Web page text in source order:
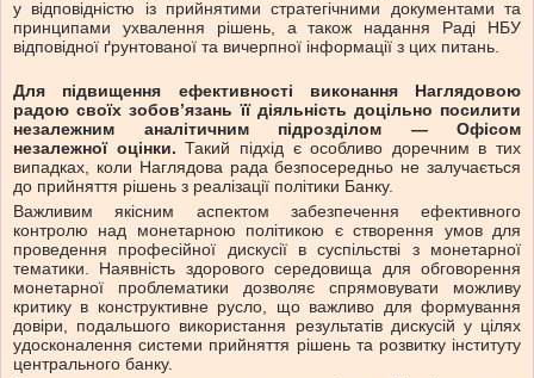
у відповідністю із прийнятими стратегічними документами та
принципами ухвалення рішень, а також надання Раді НБУ
відповідної ґрунтованої та вичерпної інформації з цих питань.
Для підвищення ефективності виконання Наглядовою
радою своїх зобов’язань її діяльність доцільно посилити
незалежним аналітичним підрозділом — Офісом
незалежної оцінки. Такий підхід є особливо доречним в тих
випадках, коли Наглядова рада безпосередньо не залучається
до прийняття рішень з реалізації політики Банку.
Важливим якісним аспектом забезпечення ефективного
контролю над монетарною політикою є створення умов для
проведення професійної дискусії в суспільстві з монетарної
тематики. Наявність здорового середовища для обговорення
монетарної проблематики дозволяє спрямовувати можливу
критику в конструктивне русло, що важливо для формування
довіри, подальшого використання результатів дискусій у цілях
удосконалення системи прийняття рішень та розвитку інституту
центрального банку.